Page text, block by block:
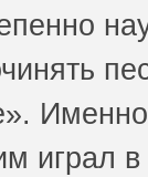
играл